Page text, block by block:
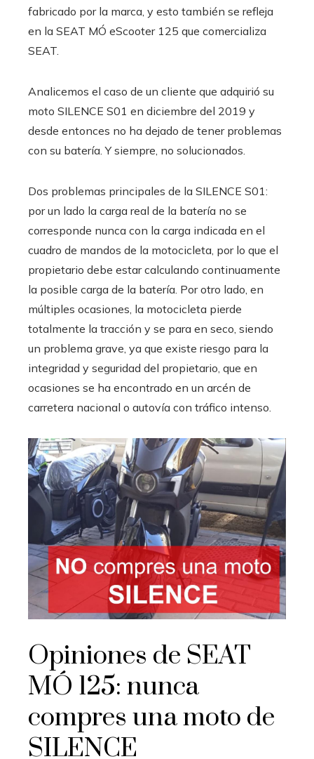
fabricado por la marca, y esto también se refleja
en la SEAT MÓ eScooter 125 que comercializa
SEAT.
Analicemos el caso de un cliente que adquirió su
moto SILENCE S01 en diciembre del 2019 y
desde entonces no ha dejado de tener problemas
con su batería. Y siempre, no solucionados.
Dos problemas principales de la SILENCE S01:
por un lado la carga real de la batería no se
corresponde nunca con la carga indicada en el
cuadro de mandos de la motocicleta, por lo que el
propietario debe estar calculando continuamente
la posible carga de la batería. Por otro lado, en
múltiples ocasiones, la motocicleta pierde
totalmente la tracción y se para en seco, siendo
un problema grave, ya que existe riesgo para la
integridad y seguridad del propietario, que en
ocasiones se ha encontrado en un arcén de
carretera nacional o autovía con tráfico intenso.
Opiniones de SEAT
MÓ 125: nunca
compres una moto de
SILENCE